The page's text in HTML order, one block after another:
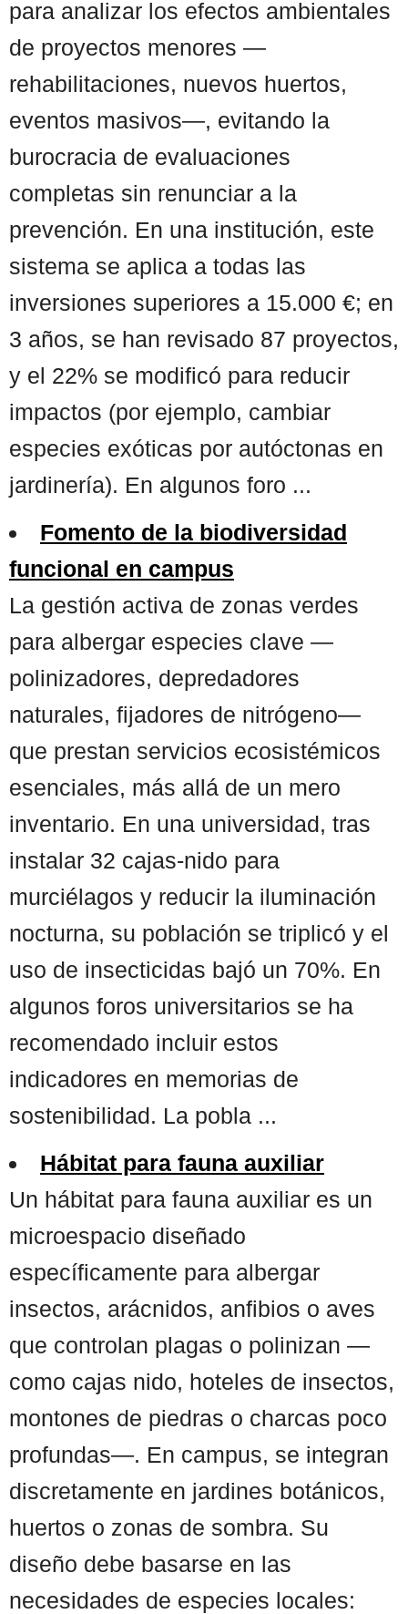
para analizar los efectos ambientales
de proyectos menores —
rehabilitaciones, nuevos huertos,
eventos masivos—, evitando la
burocracia de evaluaciones
completas sin renunciar a la
prevención. En una institución, este
sistema se aplica a todas las
inversiones superiores a 15.000 €; en
3 años, se han revisado 87 proyectos,
y el 22% se modificó para reducir
impactos (por ejemplo, cambiar
especies exóticas por autóctonas en
jardinería). En algunos foro ...
Fomento de la biodiversidad
funcional en campus
La gestión activa de zonas verdes
para albergar especies clave —
polinizadores, depredadores
naturales, fijadores de nitrógeno—
que prestan servicios ecosistémicos
esenciales, más allá de un mero
inventario. En una universidad, tras
instalar 32 cajas-nido para
murciélagos y reducir la iluminación
nocturna, su población se triplicó y el
uso de insecticidas bajó un 70%. En
algunos foros universitarios se ha
recomendado incluir estos
indicadores en memorias de
sostenibilidad. La pobla ...
Hábitat para fauna auxiliar
Un hábitat para fauna auxiliar es un
microespacio diseñado
específicamente para albergar
insectos, arácnidos, anfibios o aves
que controlan plagas o polinizan —
como cajas nido, hoteles de insectos,
montones de piedras o charcas poco
profundas—. En campus, se integran
discretamente en jardines botánicos,
huertos o zonas de sombra. Su
diseño debe basarse en las
necesidades de especies locales: